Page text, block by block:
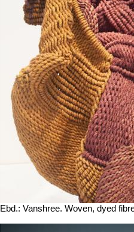
Ebd.: Vanshree. Woven, dyed